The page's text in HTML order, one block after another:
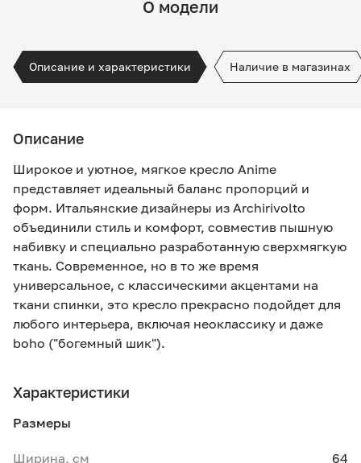
О модели
Описание и характеристики Наличие в магазинах
Описание
Широкое и уютное, мягкое кресло Anime
представляет идеальный баланс пропорций и
форм. Итальянские дизайнеры из Archirivolto
объединили стиль и комфорт, совместив пышную
набивку и специально разработанную сверхмягкую
ткань. Современное, но в то же время
универсальное, с классическими акцентами на
ткани спинки, это кресло прекрасно подойдет для
любого интерьера, включая неоклассику и даже
boho ("богемный шик").
Характеристики
Размеры
Ширина, см 64